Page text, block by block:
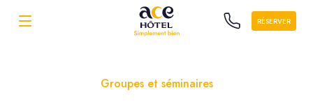
RÉSERVER
Groupes et séminaires